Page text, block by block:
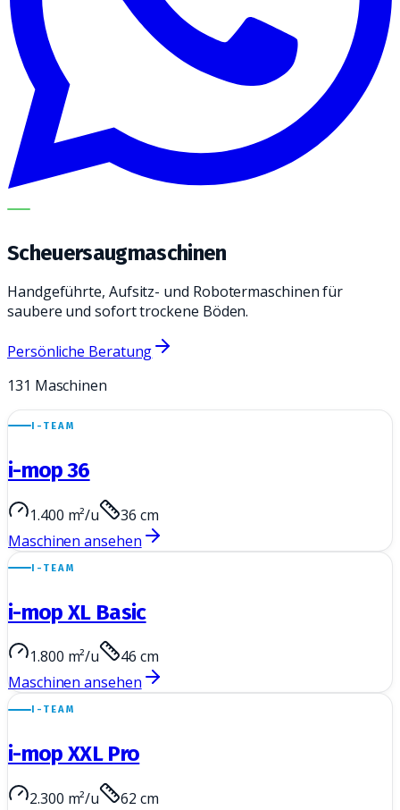
VERFÜGBARE MASCHINEN
Scheuersaugmaschinen
Handgeführte, Aufsitz- und Robotermaschinen für
saubere und sofort trockene Böden.
Persönliche Beratung
131 Maschinen
I-TEAM
i-mop 36
1.400 m²/u
36 cm
Maschinen ansehen
I-TEAM
i-mop XL Basic
1.800 m²/u
46 cm
Maschinen ansehen
I-TEAM
i-mop XXL Pro
2.300 m²/u
62 cm